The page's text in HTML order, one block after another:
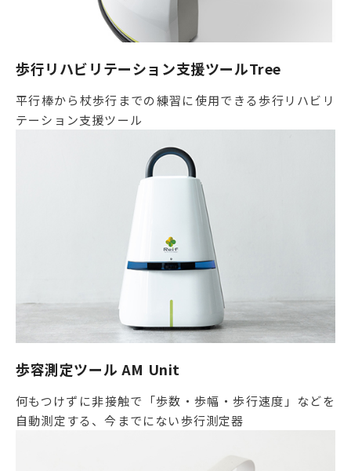
歩行リハビリテーション支援ツールTree
平行棒から杖歩行までの練習に使用できる歩行リハビリ
テーション支援ツール
歩容測定ツール AM Unit
何もつけずに非接触で「歩数・歩幅・歩行速度」などを
自動測定する、今までにない歩行測定器